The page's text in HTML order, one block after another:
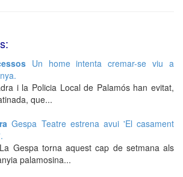
Un home intenta cremar-se viu a
i la Policia Local de Palamós han evitat,
que...
Gespa Teatre estrena avui 'El casament
La Gespa torna aquest cap de setmana als
palamosina...